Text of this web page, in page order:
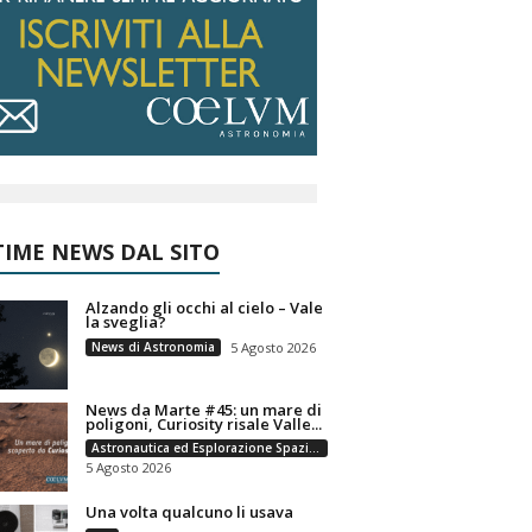
NEWS DAL SITO
Alzando gli occhi al cielo – Vale
la sveglia?
News di Astronomia 5 Agosto 2026
News da Marte #45: un mare di
poligoni, Curiosity risale Valle...
Astronautica ed Esplorazione Spaziale
5 Agosto 2026
Una volta qualcuno li usava